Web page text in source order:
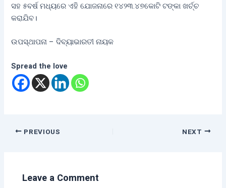
ସହ ୫ବର୍ଷ ମଧ୍ୟରେ ଏହି ଯୋଜନାରେ ୧୪୨୩.୪୭କୋଟି ଟଙ୍କା ଖର୍ଚ୍ଚ
କରାଯିବ।
ଉପସ୍ଥାପନା – ଦିବ୍ୟାଭାରତୀ ନାୟକ
Spread the love
PREVIOUS NEXT
Leave a Comment